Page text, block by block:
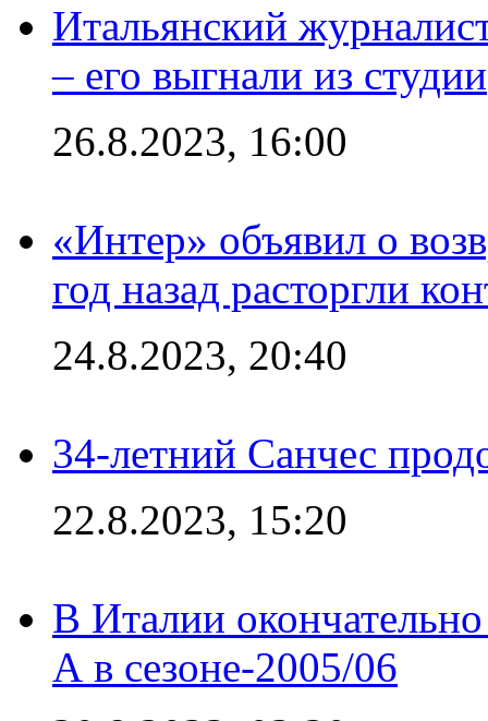
Итальянский
– его выгнали из студии
26.8.2023, 16:00
«Интер» объявил о
год назад расторгли
24.8.2023, 20:40
34-летний Санчес
22.8.2023, 15:20
В Италии
А в сезоне-2005/06